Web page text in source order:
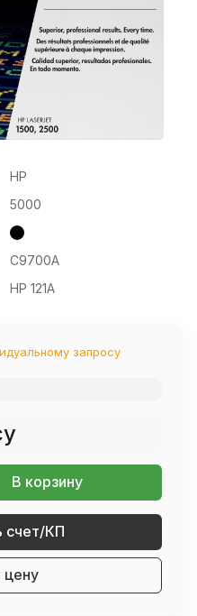
HP
5000
C9700A
HP 121A
запросу
В корзину
счет/КП
цену